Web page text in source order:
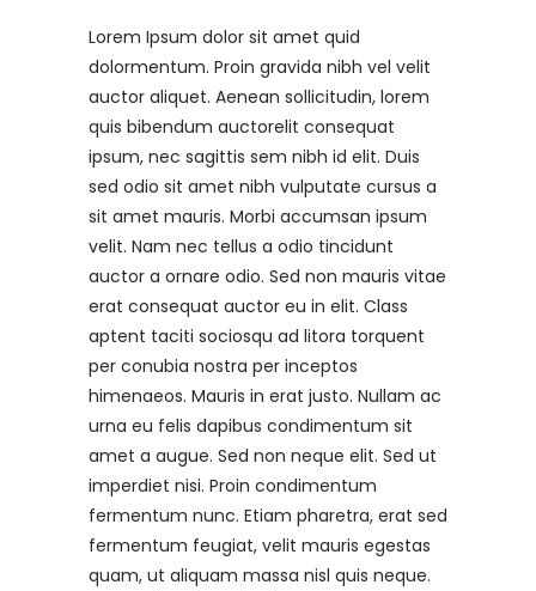
Lorem Ipsum dolor sit amet quid
dolormentum. Proin gravida nibh vel velit
auctor aliquet. Aenean sollicitudin, lorem
quis bibendum auctorelit consequat
ipsum, nec sagittis sem nibh id elit. Duis
sed odio sit amet nibh vulputate cursus a
sit amet mauris. Morbi accumsan ipsum
velit. Nam nec tellus a odio tincidunt
auctor a ornare odio. Sed non mauris vitae
erat consequat auctor eu in elit. Class
aptent taciti sociosqu ad litora torquent
per conubia nostra per inceptos
himenaeos. Mauris in erat justo. Nullam ac
urna eu felis dapibus condimentum sit
amet a augue. Sed non neque elit. Sed ut
imperdiet nisi. Proin condimentum
fermentum nunc. Etiam pharetra, erat sed
fermentum feugiat, velit mauris egestas
quam, ut aliquam massa nisl quis neque.